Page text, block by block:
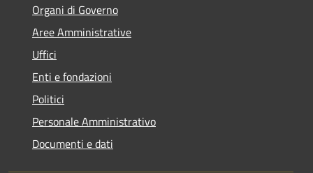
Organi di Governo
Aree Amministrative
Uffici
Enti e fondazioni
Politici
Personale Amministrativo
Documenti e dati